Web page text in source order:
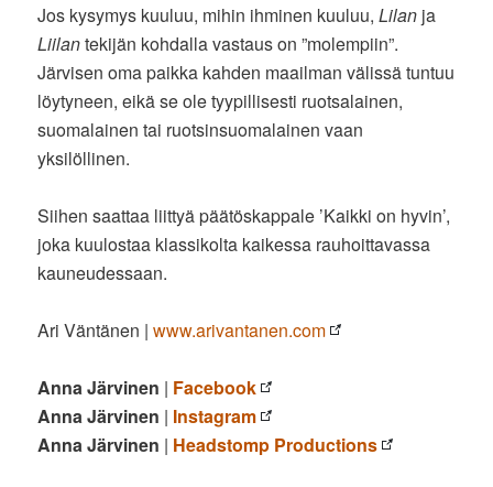
Jos kysymys kuuluu, mihin ihminen kuuluu,Lilan ja
Liilantekijän kohdalla vastaus on ”molempiin”.
Järvisen oma paikka kahden maailman välissä tuntuu
löytyneen, eikä se ole tyypillisesti ruotsalainen,
suomalainen tai ruotsinsuomalainen vaan
yksilöllinen.
Siihen saattaa liittyä päätöskappale ’Kaikki on hyvin’,
joka kuulostaa klassikolta kaikessa rauhoittavassa
kauneudessaan.
Ari Väntänen |www.arivantanen.com
Anna Järvinen | Facebook
Anna Järvinen | Instagram
Anna Järvinen | Headstomp Productions